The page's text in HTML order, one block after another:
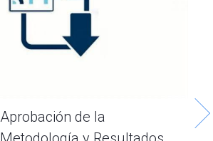
Aprobación de la